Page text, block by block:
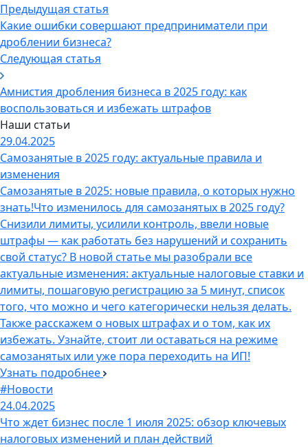
Предыдущая статья
Какие ошибки совершают предприниматели при
дроблении бизнеса?
Следующая статья
Амнистия дробления бизнеса в 2025 году: как
воспользоваться и избежать штрафов
Наши статьи
29.04.2025
Самозанятые в 2025 году: актуальные правила и
изменения
Самозанятые в 2025: новые правила, о которых нужно
знать!Что изменилось для самозанятых в 2025 году?
Снизили лимиты, усилили контроль, ввели новые
штрафы — как работать без нарушений и сохранить
свой статус? В новой статье мы разобрали все
актуальные изменения: актуальные налоговые ставки и
лимиты, пошаговую регистрацию за 5 минут, список
того, что можно и чего категорически нельзя делать.
Также расскажем о новых штрафах и о том, как их
избежать. Узнайте, стоит ли оставаться на режиме
самозанятых или уже пора переходить на ИП!
Узнать подробнее
#Новости
24.04.2025
Что ждет бизнес после 1 июля 2025: обзор ключевых
налоговых изменений и план действий